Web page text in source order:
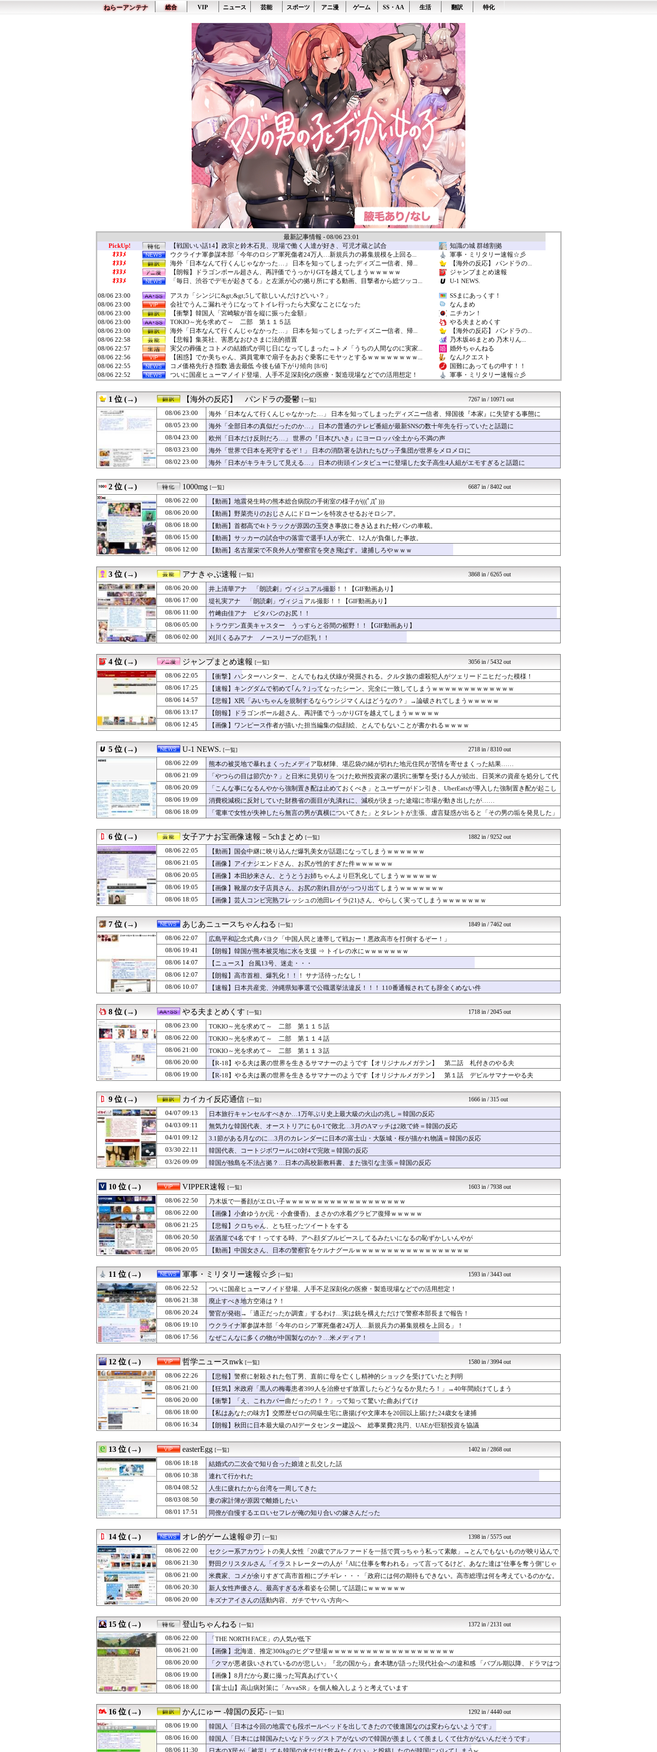
ねらーアンテナ 総合 VIP ニュース 芸能 スポーツ アニ漫 ゲーム SS・AA 生活 翻訳 特化
最新記事情報 - 08/06 23:01
PickUp!
【戦国いい話14】政宗と鈴木石見、現場で働く人達が好き、可児才蔵と試合
知識の城 群雄割拠
ｵﾇﾇﾒ
ウクライナ軍参謀本部「今年のロシア軍死傷者24万人…新規兵力の募集規模を上回る...
軍事・ミリタリー速報☆彡
ｵﾇﾇﾒ
海外「日本なんて行くんじゃなかった…」 日本を知ってしまったディズニー信者、帰...
【海外の反応】 パンドラの...
ｵﾇﾇﾒ
【朗報】ドラゴンボール超さん、再評価でうっかりGTを越えてしまうｗｗｗｗｗ
ジャンプまとめ速報
ｵﾇﾇﾒ
「毎日、渋谷でデモが起きてる」と左派が心の拠り所にする動画、目撃者から総ツッコ...
U-1 NEWS.
08/06 23:00
アスカ「シンジに&gt;&gt;5して欲しいんだけどいい？」
SSまにあっくす！
08/06 23:00
会社でうんこ漏れそうになってトイレ行ったら大変なことになった
なんまめ
08/06 23:00
【衝撃】韓国人「宮崎駿が首を縦に振った金額」
ニチカン！
08/06 23:00
TOKIO～光を求めて～ 二部 第１１５話
やる夫まとめくす
08/06 23:00
海外「日本なんて行くんじゃなかった…」 日本を知ってしまったディズニー信者、帰...
【海外の反応】 パンドラの...
08/06 22:58
【悲報】集英社、害悪なおひさまに法的措置
乃木坂46まとめ 乃木りん...
08/06 22:57
実父の葬儀とコトメの結婚式が同じ日になってしまった→トメ「うちの人間なのに実家...
婚外ちゃんねる
08/06 22:56
【困惑】でか美ちゃん、満員電車で扇子をあおぐ乗客にモヤッとするｗｗｗｗｗｗｗｗ...
なんJクエスト
08/06 22:55
コメ価格先行き指数 過去最低 今後も値下がり傾向 [8/6]
国難にあってもの申す！！
08/06 22:52
ついに国産ヒューマノイド登場、人手不足深刻化の医療・製造現場などでの活用想定！
軍事・ミリタリー速報☆彡
08/06 22:50
乃木坂で一番顔がエロい子ｗｗｗｗｗｗｗｗｗｗｗｗｗｗｗｗｗｗｗ
VIPPER速報
08/06 22:50
【画像】橋本環奈の谷間、なんかエロい❤
なんJミュージアム
08/06 22:48
【朗報】伝説的ホラーコメディ『バタリアン』がBS-TBSで8月16日放送ｗｗｗ...
なんJクエスト
08/06 22:47
動画配信中に亡くなったMINAさん（みなちゃん）が誹謗中傷にさらされた経緯がこ...
ラビット速報
08/06 22:47
ヒールの高い靴が好きだけど12センチヒールを履くとなぜか変な男に絡まれるときが...
婚外ちゃんねる
ワイ、今月の電気代３．５万円コース
【画像】帰ってきた神ボディをご覧くださいwwwww小倉ゆうか、「FRIDAY」...
もきゅ速(*´ω`*)人(...
08/06 22:43
【衝撃】NHK職員さんが番組出演者から性被害・・・・・・・・・
なんJクエスト
08/06 22:40
明日の｢めざましテレビ｣のイマドキに五百城茉央ちゃんｷﾀ━(ﾟ∀ﾟ)━!【乃木...
坂道情報通～乃木坂46まと...
08/06 22:40
海外「素晴らしい追悼」東野圭吾最新作の発売カウントダウンに海外興味津々！（海外...
海外のお前ら 海外の反応
08/06 22:39
【朗報】最近出てるらしい冷たい空調服、ガチでめっちゃ欲しいｗｗｗｗｗｗｗｗｗｗ
なんJクエスト
08/06 22:39
義実家で甲子園を見ていた。義実家のある県代表校が勝ったので「良かったですね」と...
08/06 22:38
ジムニー(前後リジットサス、ラダーフレーム、ホイールベース短い以上にトレッドも...
サイ速
08/06 22:35
【爆笑】「信じてはいけない言葉100選」作ろうぜｗｗｗｗｗｗｗｗｗｗ
08/06 22:35
DeNA 5－11 阪神、3位浮上ならず...連勝は4で止まる...ビド2回8...
08/06 22:35
【大惨事】泥酔した女性を泊めて性行為した結果ｗｗｗｗｗｗｗｗｗｗｗｗｗｗｗｗｗ...
不思議.net - 5ch...
08/06 22:33
IカップAV女優さん(24)👙さらに増量してIカップになる
いたしん！
08/06 22:33
3大夏に嬉しい飲み物ソルティライチ、冷やしうめ
08/06 22:31
【悲報】美女まんさん(20)、おっさん(47)と結婚してしまう
まとめABC
08/06 22:31
【悲報】キャンピングカー、強風に煽られて転倒ｗｗｗｗｗｗｗｗｗｗ
なんJクエスト
08/06 22:30
【ミリシタ】制服を着ているアイドルちゃんを見てみよう👀
08/06 22:30
8/6セ順位 虎=兎=====//-====燕星===竜鯉
竜速（りゅうそく）
08/06 22:30
『グラブルリリンク』新規なんだが6人育成し出して挫折した、これ全キャラ育成する...
08/06 22:30
ゼレンスキー大統領、対日外交に不満 関係強化を指示
08/06 22:30
バイク乗りワイ、バイク降りる事を決意する
育児板拾い読み
08/06 22:30
森香澄、下着姿で美ボディー披露 「ピーチ・ジョン」秋ランジェリー着こなし Tバ...
芸能人の気になる噂
08/06 22:30
彼女と同棲初めたら家に物が5倍くらい増えてストレスヤバい。3LDKで余裕だろと...
08/06 22:29
謎の勢力「みい山のアニメ化反対！不謹慎！」アニメ会社「もちづきさんアニメ化！」...
漫画まとめ速報
08/06 22:29
【財務省人事】エース級の財務官僚・一松旬氏が”異例転出”へ 官邸幹部「協力的で...
日本第一！ニュース録
08/06 22:28
【画像】NHK巨乳アナの飯尾夏帆さん、チクポチしてしまう
アナ速‐女子アナ画像速報
08/06 22:27
【悲報】日経平均2013「1万円です」日経平均2026「6万円です」←これは年...
なんJクエスト
08/06 22:26
【悲報】警察に射殺された包丁男、直前に母を亡くし精神的ショックを受けていたと判...
哲学ニュースnwk
【愕然】セフレが42歳の人妻なんやけど質問ある？ｗｗｗｗｗｗｗｗwwww
バズッター速報
27歳ワイ、彼女の作り方が全くわからない…
08/06 22:21
【海外の反応】大谷最大のライバル、ジャッジが試合前に闘病中のファンと逢う【ML...
ボールパーク速報 海外の反...
08/06 22:20
中国人「サッカーW杯 日本紙がブラジル戦のベンチ横の録音を公開」 中国人「森保...
じゃぽにか反応帳
08/06 22:19
【画像】会社の女がお○ぱい強調しすぎなんだけどｗｗｗ
じわ速 芸能ニュースまとめ
08/06 22:18
元夫が私の住まいに近い病院に入院した→元夫「どうにか週に1回か2回だけでもいい...
婚外ちゃんねる
08/06 22:18
【衝撃】ワイ「豆腐、150g×2丁で250円か…高いけど美味そうだし一丁買って...
NEWSぽけまとめーる
小幡竜平さん、もうバットにボールが当たらない模様
阪神タイガースちゃんねる
08/06 22:15
コメリとかいうホームセンター
育児板拾い読み
08/06 22:15
【週販】Switch2『30,606台』PS5『10,107台』スプラトゥーン...
mutyunのゲーム+αブ...
08/06 22:15
【画像】歴史上最強のおっぱいがこちらwww
まとめCUP
08/06 22:12
【熊本地震】ヒカキン、『神対応』キタァアアアアーーーーーーー！！
NEWSまとめもりー｜2c...
08/06 22:12
【悲報】観光客「やっぱり本場のジンギスカンは美味い！」道民ワイ「ぷっwwww」
なんJ PUSH!!
08/06 22:11
【画像】池田レイラちゃん、服着てても完熟に仕上がるｗｗｗｗｗｗｗｗｗｗｗｗｗｗ
08/06 22:11
関西学院大学のアシスタント教授（中国籍）、ドラッグストアで現行犯逮捕 万引き容...
もえるあじあ(･∀･)
08/06 22:10
【ウマ娘】最凶のヒシミラクル
08/06 22:10
【速報】子どもたちのヒーロー・任天堂、熊本地震を受け製品修理は無償対応（災害救...
おーるじゃんる
08/06 22:09
熊本の被災地で暴れまくったメディア取材陣、堪忍袋の緒が切れた地元住民が苦情を寄...
U-1 NEWS.
08/06 22:09
最近冷たい空調服ってやつが出てるらしくめっちゃ欲しい
08/06 22:09
【GAME】米政府が「マリオ」「ポケモン」の政治ミームを投稿し日本政府が懸念で...
08/06 22:08
【朗報】この乃木坂6期生、ガチで可愛すぎだろwwwwwwwwwww
乃木坂46まとめ 乃木りん...
08/06 22:08
【衝撃】Q：ムスリム移民って移住先をアッラーの土地って思ってるの？ → 衝撃の...
政経ワロスまとめニュース♪
08/06 22:07
広島平和記念式典パヨク「中国人民と連帯して戦おー！悪政高市を打倒するぞー！」
あじあニュースちゃんねる
08/06 22:07
【画像】 セクシー女優・谷原希美、ナマ乳が最高にヌケるぞ
08/06 22:06
【ウマ娘】須藤叶希さんがワンダーアキュート号と邂逅！いいツーショットだ
趣味で手作りしている品を嫁の友人やその旦那から頼まれる。でも相場の半額以下や原...
修羅場ライフ速報
【画像あり】女子、整形に成功「この形の鼻が全女子の理想だと思う！！」⇒！
不思議.net - 5ch...
08/06 22:05
【衝撃】ハンターハンター、とんでもねえ伏線が発掘される。クルタ族の虐殺犯人がツ...
08/06 22:05
【動画】国会中継に映り込んだ爆乳美女が話題になってしまうｗｗｗｗｗｗ
08/06 22:04
中日ドラゴンズ、Aクラスまで3ゲーム差wwwwwwwwwwwwwwwwwwww...
なんじぇいスタジアム＠なん...
08/06 22:04
学校から「遊びの約束は行かせるな」と通達があったばかりなのに、息子が友達と映画...
婚外ちゃんねる
08/06 22:03
【画像】普通にヱロイ可愛いくても売れんで消えてくセクシー女優
Zチャンネル＠VIP
08/06 22:03
浮気相手と付き合うという彼に別れを告げられたので私にも好きな人がいると返した。...
08/06 22:02
抽選に当たったのでSwitch 2買ったけど一切使ってない。ワイだけ？
08/06 22:02
※「オッゴ（シャア）」vs「アレックス（クリス）」はどっちが勝つと思う？
08/06 22:01
40万のPC 40万のスマホ お前らどっちが欲しい？
汎用型自作PCまとめ
08/06 22:00
これから夜行バスで九州にいく
08/06 22:00
【画像】ビリー・アイリッシュ(24)さん、ライブでマンスジが見える衣装を着て炎...
ネラーボイス
08/06 22:00
【画像】小倉ゆうか(元・小倉優香)、まさかの水着グラビア復帰ｗｗｗｗｗ
VIPPER速報
08/06 22:00
旦那の同僚女が旦那の元カノ。なのにしょっちゅうペアで仕事してて遅くまで残業した...
すまいる(^-^)ぶろぐ
08/06 22:00
テレビの偏向報道による「高市叩き」に視聴者が呆れ
くまニュース
08/06 22:00
阿万音鈴羽「あたしは正真正銘の奇策士鈴羽だよ！」
えすえすゲー速報
08/06 22:00
「THE NORTH FACE」の人気が低下
08/06 22:00
【集英社100周年セール！】Kindle漫画、ラジエーションハウス、NANA、...
ほんわかMkⅡ
08/06 22:00
【画像】本田望結、久しぶりにセクシー巨乳投稿！やっぱりおっぱいでかかった！
気になる芸能まとめ
08/06 22:00
【速報】全国の女子高生、お前らに苦言ｗｗｗｗｗｗｗｗｗｗ
ラビット速報
08/06 22:00
【農産物】26年上半期の輸出額最高 2年連続で更新、8977億円 農水省...
08/06 22:00
セクシー系アカウントの美人女性「20歳でアルファードを一括で買っちゃう私って素...
オレ的ゲーム速報＠刃
08/06 22:00
木村昴って今の声優で一番儲けてる？
(*ﾟ∀ﾟ)ゞカガクニュー...
08/06 22:00
【動画】地震発生時の熊本総合病院の手術室の様子が(((ﾟДﾟ)))
1000mg
08/06 22:00
【にじさんじ】笹木「本日から1週間ほど里に帰省してくるやよ～。久々に京都満喫し...
VTuberNews
08/06 22:00
細すぎる足...菅原咲月のポリス姿ガチでエグいって・・・
08/06 22:00
『スマートウォッチ』って言うほど必要か？
08/06 22:00
飯食ってたらケツの穴痒くて
なんまめ
08/06 22:00
海外「中国が世界資産税を導入。財政不足を海外資産への課税で補おうとする」
08/06 22:00
【米国株】米SP500が最高値も円高でオルカン・SP500投信の含み益減
│米国株ETFまとめ速報
08/06 22:00
海外「剣が二回斬り合っただけで折れるのはどういうことなんだ」満点なのに二度と起...
Ask Reddit まと...
08/06 22:00
韓国人「中国・北京の108階建てビルに軽飛行機が衝突…当局は“状況を知らない”...
韓国ニュース反応まとめ
08/06 22:00
『ドラゴンボール』最近気付いたけどベジータ一家全員野菜の名前なんだな…
けおけお速報
08/06 22:00
サム・アルトマンとは何者か——Googleミートで解雇された「5日間」を生き延...
ネトウヨにゅーす
08/06 22:00
【悲報】シャウエッセン公式、大根おろし丼を提案→5ch爆笑の渦
モッコスヌ〜ン
08/06 21:59
【朗報】中華アニメ、やっぱ日本の後追いだった
08/06 21:57
一人が好きな女性の結婚についてです。
ガールズVIPまとめ
08/06 21:57
この間のＧＷに初めて義実家に行ったけど義兄嫁に二回チッって舌打ちされた。30年...
婚外ちゃんねる
08/06 21:55
「Linuxで十分じゃね…？」世界が気付き始める Linuxの市場シェアが初め...
国難にあってもの申す！！
08/06 21:51
【広島対巨人14回戦】巨人、9回表2アウト満塁から浦田の2点タイムリーでリード...
08/06 21:50
【画像】眞子さまそっくりのアイドル、脱ぐｗｗｗｗｗｗｗｗｗｗｗｗ
なんJミュージアム
08/06 21:48
【画像】三山賀子アナの横乳のボリューム凄すぎワロタ
アナ速‐女子アナ画像速報
08/06 21:47
【現金】支払い方法、選べるなら何にしてる？【キャッシュレス】
ガールズVIPまとめ
08/06 21:47
電車で座って寝てたら隣の女性にエルボー喰らわされた。どうやら女性が寝るとスマホ...
婚外ちゃんねる
08/06 21:46
【画像】れなぁとぞのの制服姿がエロ過ぎる！【守屋麗奈・大園玲】【櫻坂46】
超・乃木坂まとめ誕生！ -...
08/06 21:45
ぶっちゃけ共産主義ってみんな善人だったら成功してるよな
育児板拾い読み
08/06 21:45
【朗報】秋田にアラブが2兆円の投資決定
(*ﾟ∀ﾟ)ゞカガクニュー...
08/06 21:40
【2軍】DeNA 2－1 巨人、先発藤浪6回途中1失点！小田タイムリー！ヒュン...
ベイスターズNEWS
08/06 21:40
【画像】爆乳JK「彼氏と海に来たよ笑❤」ﾊﾟｼｬｯ
なんJミュージアム
08/06 21:40
田村真佑ちゃん、大越ひなのちゃんの脚の長さを絶賛！！！【乃木坂46】
坂道情報通～乃木坂46まと...
08/06 21:40
【母の味】子供の頃から母親の作る唐揚げが大好きだった 結婚後、旦那にも母親の唐...
結婚・恋愛ニュースぷらす
08/06 21:40
【速報】しんぶん赤旗、短期間に1700件の購読申し込みで嬉し泣き→「うそでーす...
おーるじゃんる
08/06 21:39
反抗期の娘をカウンセリングに連れて行ったら「お母さんの優しい顔好きって言いまし...
08/06 21:39
家庭用バリカン「8時間充電必要です」「30分しか使えません」←これ
08/06 21:39
自分のパートナーは浮気しない自信ある？
ガールズVIPまとめ
08/06 21:39
ヤクルト、自力優勝の可能性消滅…中日に敗れ今季ワースト3度目7連敗
なんじぇいスタジアム＠なん...
08/06 21:38
日産が社運をかけて発売するSUVｗｗｗｗｗｗｗ
08/06 21:38
廃止すべき地方空港は？！
08/06 21:37
【試合結果】 8/6 中日 5-0 ヤクルト 8回石川昂弥先制タイムリー！この...
竜速（りゅうそく）
08/06 21:35
彡(●)(●)「やっと服役終わったで...!性的暴行で通報しやがったあの女殺...
不思議.net - 5ch...
08/06 21:35
【激震】韓国人「韓国サッカー協会、W杯・五輪で複数回の性接待を行い審判を買収し...
海外トークログ
08/06 21:35
【試合結果】ヤクルト0-5中日 完封負けで7連敗…増居が6回無失点
ツバメ速報＠ヤクルトスワロ...
08/06 21:34
【水着画像あり】女優の椛島光(浅倉唯)、2nd写真集の発売決定！！！「仮面ライ...
もきゅ速(*´ω`*)人(...
08/06 21:34
【画像】電車でこの帽子かぶってる人はガチ西武ファン
やみ速@なんJ西武まとめ
08/06 21:32
増田三莉音の「復帰できない体調不良」ってマジで大丈夫なん？
乃木坂46まとめ 乃木りん...
08/06 21:31
「それ1個ちょうだい！」←どこからアウト？
気団談
08/06 21:31
【悲報】最近のZの女の子、日本が暑すぎて薄着すぎる
08/06 21:31
海外「舐めるな！」富士山で事故が相次いでいることに海外大騒ぎ！（海外の反応）
08/06 21:30
【FE万紫千紅】これ速攻でFEHに実装されそう
ルフレch. - ファイア...
08/06 21:30
川口春奈と日本代表・板倉滉が授かり婚、かつてはキングカズ＆ゴン中山も…サッカー... footballnet【サ...
1 位 (→) 【海外の反応】 パンドラの憂鬱 [一覧] 7267 in / 10971 out
08/06 23:00
海外「日本なんて行くんじゃなかった…」 日本を知ってしまったディズニー信者、帰国後『本家』に失望する事態に
08/05 23:00
海外「全部日本の真似だったのか…」 日本の普通のテレビ番組が最新SNSの数十年先を行っていたと話題に
08/04 23:00
欧州「日本だけ反則だろ…」 世界の『日本びいき』にヨーロッパ全土から不満の声
08/03 23:00
海外「世界で日本を死守するぞ！」 日本の消防署を訪れたちびっ子集団が世界をメロメロに
08/02 23:00
海外「日本がキラキラして見える…」 日本の街頭インタビューに登場した女子高生4人組がエモすぎると話題に
2 位 (→) 1000mg [一覧] 6687 in / 8402 out
08/06 22:00
【動画】地震発生時の熊本総合病院の手術室の様子が(((ﾟДﾟ)))
08/06 20:00
【動画】野菜売りのおじさんにドローンを特攻させるおそロシア。
08/06 18:00
【動画】首都高で4tトラックが原因の玉突き事故に巻き込まれた軽バンの車載。
08/06 15:00
【動画】サッカーの試合中の落雷で選手1人が死亡、12人が負傷した事故。
08/06 12:00
【動画】名古屋栄で不良外人が警察官を突き飛ばす。逮捕しろやｗｗｗ
3 位 (→) アナきゃぷ速報 [一覧] 3868 in / 6265 out
08/06 20:00
井上清華アナ 「朗読劇」ヴィジュアル撮影！！【GIF動画あり】
08/06 17:00
堤礼実アナ 「朗読劇」ヴィジュアル撮影！！【GIF動画あり】
08/06 11:00
竹﨑由佳アナ ピタパンのお尻！！
08/06 05:00
トラウデン直美キャスター うっすらと谷間の裾野！！【GIF動画あり】
08/06 02:00
刈川くるみアナ ノースリーブの巨乳！！
4 位 (→) ジャンプまとめ速報 [一覧] 3056 in / 5432 out
08/06 22:05
【衝撃】ハンターハンター、とんでもねえ伏線が発掘される。クルタ族の虐殺犯人がツェリードニヒだった模様！
08/06 17:25
【速報】キングダムで初めて｢ん？｣ってなったシーン、完全に一致してしまうｗｗｗｗｗｗｗｗｗｗｗｗｗ
08/06 14:57
【悲報】X民「みいちゃんを規制するならウシジマくんはどうなの？」→論破されてしまうｗｗｗｗｗ
08/06 13:17
【朗報】ドラゴンボール超さん、再評価でうっかりGTを越えてしまうｗｗｗｗｗ
08/06 12:45
【画像】ワンピース作者が描いた担当編集の似顔絵、とんでもないことが書かれるｗｗｗｗ
5 位 (→) U-1 NEWS. [一覧] 2718 in / 8310 out
08/06 22:09
熊本の被災地で暴れまくったメディア取材陣、堪忍袋の緒が切れた地元住民が苦情を寄せまくった結果……
08/06 21:09
「やつらの目は節穴か？」と日米に見切りをつけた欧州投資家の選択に衝撃を受ける人が続出、日英米の資産を処分して代
わりに選んだのは……
08/06 20:09
「こんな事になるんやから強制置き配は止めておくべき」とユーザーがドン引き、UberEatsが導入した強制置き配が起こし
たのは……
08/06 19:09
消費税減税に反対していた財務省の面目が丸潰れに、減税が決まった途端に市場が動き出したが……
08/06 18:09
「電車で女性が失神したら無言の男が真横についてきた」とタレントが主張、虚言疑惑が出ると「その男の垢を発見した」
6 位 (→) 女子アナお宝画像速報－5chまとめ [一覧] 1882 in / 9252 out
08/06 22:05
【動画】国会中継に映り込んだ爆乳美女が話題になってしまうｗｗｗｗｗｗ
08/06 21:05
【画像】アイナジエンドさん、お尻が性的すぎた件ｗｗｗｗｗｗ
08/06 20:05
【画像】本田紗来さん、とうとうお姉ちゃんより巨乳化してしまうｗｗｗｗｗｗ
08/06 19:05
【画像】靴屋の女子店員さん、お尻の割れ目ががっつり出てしまうｗｗｗｗｗｗｗ
08/06 18:05
【画像】芸人コンビ完熟フレッシュの池田レイラ(21)さん、やらしく実ってしまうｗｗｗｗｗｗｗ
7 位 (→) あじあニュースちゃんねる [一覧] 1849 in / 7462 out
08/06 22:07
広島平和記念式典パヨク「中国人民と連帯して戦おー！悪政高市を打倒するぞー！」
08/06 19:41
【朗報】韓国が熊本被災地に水を支援 ⇒ トイレの水にｗｗｗｗｗｗｗ
08/06 14:07
【ニュース】 台風13号、迷走・・・
08/06 12:07
【朗報】高市首相、爆乳化！！！ サナ活待ったなし！
08/06 10:07
【速報】日本共産党、沖縄県知事選で公職選挙法違反！！！ 110番通報されても辞全くめない件
8 位 (→) やる夫まとめくす [一覧] 1718 in / 2045 out
08/06 23:00
TOKIO～光を求めて～ 二部 第１１５話
08/06 22:00
TOKIO～光を求めて～ 二部 第１１４話
08/06 21:00
TOKIO～光を求めて～ 二部 第１１３話
08/06 20:00
【R-18】やる夫は裏の世界を生きるサマナーのようです【オリジナルメガテン】 第二話 札付きのやる夫
08/06 19:00
【R-18】やる夫は裏の世界を生きるサマナーのようです【オリジナルメガテン】 第１話 デビルサマナーやる夫
9 位 (→) カイカイ反応通信 [一覧] 1666 in / 315 out
04/07 09:13
日本旅行キャンセルすべきか…1万年ぶり史上最大級の火山の兆し＝韓国の反応
04/03 09:11
無気力な韓国代表、オーストリアにも0-1で敗北…3月のAマッチは2敗で終＝韓国の反応
04/01 09:12
3.1節がある月なのに…3月のカレンダーに日本の富士山・大阪城・桜が描かれ物議＝韓国の反応
03/30 22:11
韓国代表、コートジボワールに0対4で完敗＝韓国の反応
03/26 09:09
韓国が独島を不法占拠？…日本の高校新教科書、また強引な主張＝韓国の反応
10 位 (→) VIPPER速報 [一覧] 1603 in / 7938 out
08/06 22:50
乃木坂で一番顔がエロい子ｗｗｗｗｗｗｗｗｗｗｗｗｗｗｗｗｗｗｗ
08/06 22:00
【画像】小倉ゆうか(元・小倉優香)、まさかの水着グラビア復帰ｗｗｗｗｗ
08/06 21:25
【悲報】クロちゃん、とち狂ったツイートをする
08/06 20:50
居酒屋で4名です！ってする時、アヘ顔ダブルピースしてるみたいになるの恥ずかしいんやが
08/06 20:05
【動画】中国女さん、日本の警察官をケルナグールｗｗｗｗｗｗｗｗｗｗｗｗｗｗｗｗｗｗ
11 位 (→) 軍事・ミリタリー速報☆彡 [一覧] 1593 in / 3443 out
08/06 22:52
ついに国産ヒューマノイド登場、人手不足深刻化の医療・製造現場などでの活用想定！
08/06 21:38
廃止すべき地方空港は？！
08/06 20:24
警官が発砲→「適正だったか調査」するわけ…実は銃を構えただけで警察本部長まで報告！
08/06 19:10
ウクライナ軍参謀本部「今年のロシア軍死傷者24万人…新規兵力の募集規模を上回る」！
08/06 17:56
なぜこんなに多くの物が中国製なのか？…米メディア！
12 位 (→) 哲学ニュースnwk [一覧] 1580 in / 3994 out
08/06 22:26
【悲報】警察に射殺された包丁男、直前に母を亡くし精神的ショックを受けていたと判明
08/06 21:00
【狂気】米政府「黒人の梅毒患者399人を治療せず放置したらどうなるか見たろ！」→40年間続けてしまう
08/06 20:00
【衝撃】「え、これカバー曲だったの！？」って知って驚いた曲あげてけ
08/06 18:00
【私はあなたの味方】交際歴ゼロの同級生宅に唐揚げや文庫本を20回以上届けた24歳女を逮捕
08/06 16:34
【朗報】秋田に日本最大級のAIデータセンター建設へ 総事業費2兆円、UAEが巨額投資を協議
13 位 (→) easterEgg [一覧] 1402 in / 2868 out
08/06 18:18
結婚式の二次会で知り合った娘達と乱交した話
08/06 10:38
連れて行かれた
08/04 08:52
人生に疲れたから台湾を一周してきた
08/03 08:50
妻の家計簿が原因で離婚したい
08/01 17:51
同僚が自慢するエロいセフレが俺の知り合いの嫁さんだった
14 位 (→) オレ的ゲーム速報＠刃 [一覧] 1398 in / 5575 out
08/06 22:00
セクシー系アカウントの美人女性「20歳でアルファードを一括で買っちゃう私って素敵」→とんでもないものが映り込んで
しまい、終わる
08/06 21:30
野田クリスタルさん「イラストレーターの人が『AIに仕事を奪われる』って言ってるけど、あなた達は"仕事を奪う側"じゃ
ない？」
08/06 21:00
米農家、コメが余りすぎて高市首相にブチギレ・・・「政府には何の期待もできない。高市総理は何を考えているのかな。
もう愛想尽かした」
08/06 20:30
新人女性声優さん、最高すぎる水着姿を公開して話題にｗｗｗｗｗｗ
08/06 20:00
キズナアイさんの活動内容、ガチでヤバい方向へ
15 位 (→) 登山ちゃんねる [一覧] 1372 in / 2131 out
08/06 22:00
「THE NORTH FACE」の人気が低下
08/06 21:00
【画像】北海道、推定300kgのヒグマ登場ｗｗｗｗｗｗｗｗｗｗｗｗｗｗｗｗｗｗｗｗ
08/06 20:00
「クマが悪者扱いされているのが悲しい」『北の国から』倉本聰が語った現代社会への違和感 「バブル期以降、ドラマはつ
まらなくなった」
08/06 19:00
【画像】8月だから夏に撮った写真あげていく
08/06 18:00
【富士山】高山病対策に「AvvaSR」を個人輸入しようと考えています
16 位 (→) かんにゅー -韓国の反応- [一覧] 1292 in / 4440 out
08/06 19:00
韓国人「日本は今回の地震でも段ボールベッドを出してきたので後進国なのは変わらないようです」
08/06 16:00
韓国人「日本には韓国みたいなドラッグストアがないので韓国が羨ましくて羨ましくて仕方がないんだそうです」
08/06 11:30